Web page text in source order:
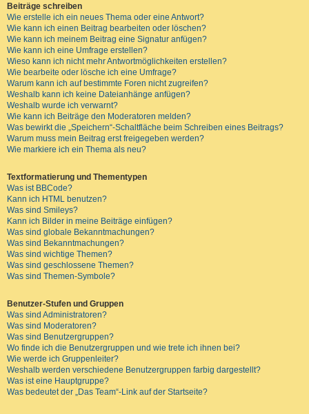
Beiträge schreiben
Wie erstelle ich ein neues Thema oder eine Antwort?
Wie kann ich einen Beitrag bearbeiten oder löschen?
Wie kann ich meinem Beitrag eine Signatur anfügen?
Wie kann ich eine Umfrage erstellen?
Wieso kann ich nicht mehr Antwortmöglichkeiten erstellen?
Wie bearbeite oder lösche ich eine Umfrage?
Warum kann ich auf bestimmte Foren nicht zugreifen?
Weshalb kann ich keine Dateianhänge anfügen?
Weshalb wurde ich verwarnt?
Wie kann ich Beiträge den Moderatoren melden?
Was bewirkt die „Speichern“-Schaltfläche beim Schreiben eines Beitrags?
Warum muss mein Beitrag erst freigegeben werden?
Wie markiere ich ein Thema als neu?
Textformatierung und Thementypen
Was ist BBCode?
Kann ich HTML benutzen?
Was sind Smileys?
Kann ich Bilder in meine Beiträge einfügen?
Was sind globale Bekanntmachungen?
Was sind Bekanntmachungen?
Was sind wichtige Themen?
Was sind geschlossene Themen?
Was sind Themen-Symbole?
Benutzer-Stufen und Gruppen
Was sind Administratoren?
Was sind Moderatoren?
Was sind Benutzergruppen?
Wo finde ich die Benutzergruppen und wie trete ich ihnen bei?
Wie werde ich Gruppenleiter?
Weshalb werden verschiedene Benutzergruppen farbig dargestellt?
Was ist eine Hauptgruppe?
Was bedeutet der „Das Team“-Link auf der Startseite?